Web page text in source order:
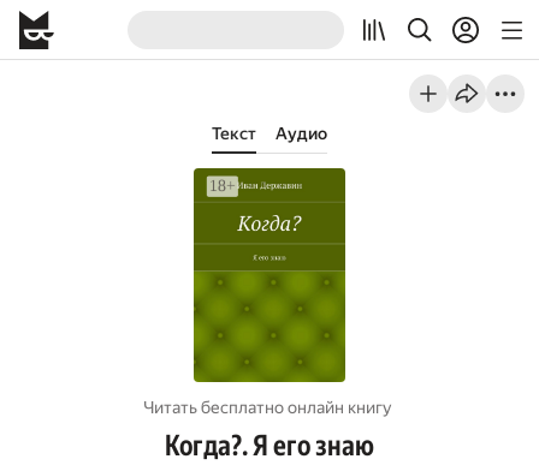
Текст Аудио
Читать бесплатно онлайн книгу
Когда?. Я его знаю